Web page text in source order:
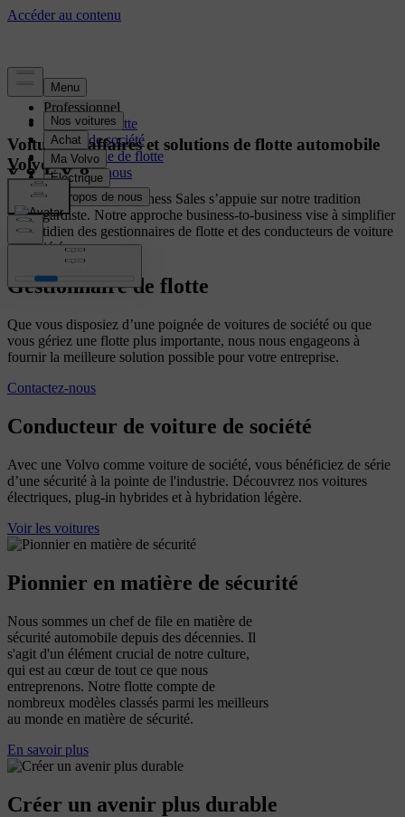
Professionnel
Gestion de flotte
Voiture de société
Télématique de flotte
Contactez-nous
Voitures d’affaires et solutions de flotte automobile
Volvo
Volvo Cars Fleet & Business Sales s’appuie sur notre tradition
avant-gardiste. Notre approche business-to-business vise à simplifier
le quotidien des gestionnaires de flotte et des conducteurs de voiture
de société comme vous.
Gestionnaire de flotte
Que vous disposiez d’une poignée de voitures de société ou que
vous gériez une flotte plus importante, nous nous engageons à
fournir la meilleure solution possible pour votre entreprise.
Contactez-nous
Conducteur de voiture de société
Avec une Volvo comme voiture de société, vous bénéficiez de série
d’une sécurité à la pointe de l'industrie. Découvrez nos voitures
électriques, plug-in hybrides et à hybridation légère.
Voir les voitures
Pionnier en matière de sécurité
Nous sommes un chef de file en matière de
sécurité automobile depuis des décennies. Il
s'agit d'un élément crucial de notre culture,
qui est au cœur de tout ce que nous
entreprenons. Notre flotte compte de
nombreux modèles classés parmi les meilleurs
au monde en matière de sécurité.
En savoir plus
Créer un avenir plus durable